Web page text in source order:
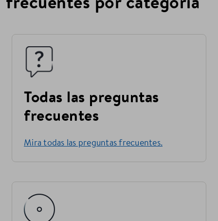
frecuentes por categoría
Todas las preguntas
frecuentes
Mira todas las preguntas frecuentes.